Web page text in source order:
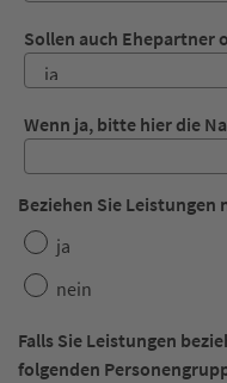
Sollen auch Ehepartner
Wenn ja, bitte hier die
Beziehen Sie Leistungen
ja
nein
Falls Sie Leistungen
folgenden